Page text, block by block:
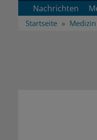
Nachrichten
Startseite Medizin